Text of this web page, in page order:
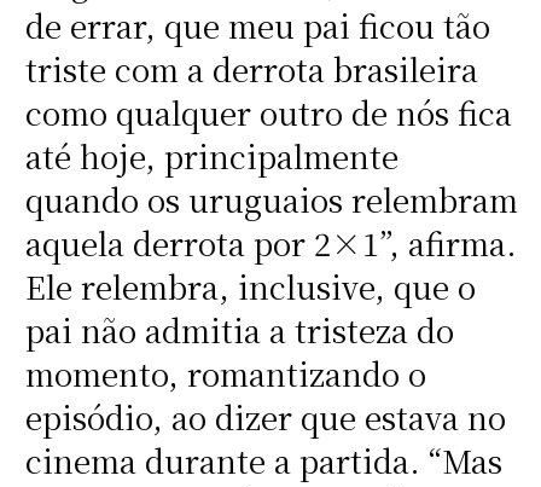
de errar, que meu pai ficou tão
triste com a derrota brasileira
como qualquer outro de nós fica
até hoje, principalmente
quando os uruguaios relembram
aquela derrota por 2×1”, afirma.
Ele relembra, inclusive, que o
pai não admitia a tristeza do
momento, romantizando o
episódio, ao dizer que estava no
cinema durante a partida. “Mas